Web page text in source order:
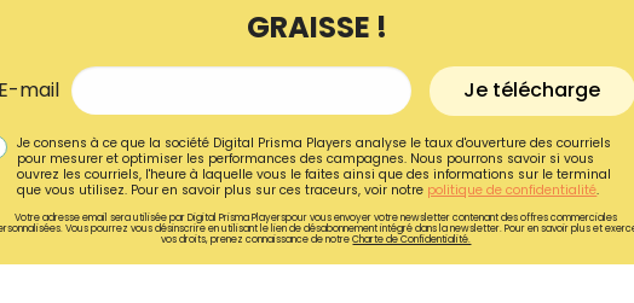
GRAISSE !
E-mail Je télécharge
Je consens à ce que la société Digital Prisma Players analyse le taux d'ouverture des courriels
pour mesurer et optimiser les performances des campagnes. Nous pourrons savoir si vous
ouvrez les courriels, l'heure à laquelle vous le faites ainsi que des informations sur le terminal
que vous utilisez. Pour en savoir plus sur ces traceurs, voir notre politique de confidentialité.
Votre adresse email sera utilisée par Digital Prisma Playerspour vous envoyer votre newsletter contenant des offres commerciales
Vous pourrez vous désinscrire en utilisant le lien de désabonnement intégré dans la newsletter. Pour en savoir plus et
vos droits, prenez connaissance de notreCharte de Confidentialité.